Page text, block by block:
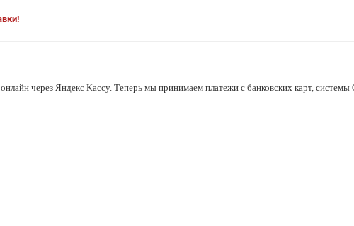
через Яндекс Кассу. Теперь мы принимаем платежи с банковских карт,